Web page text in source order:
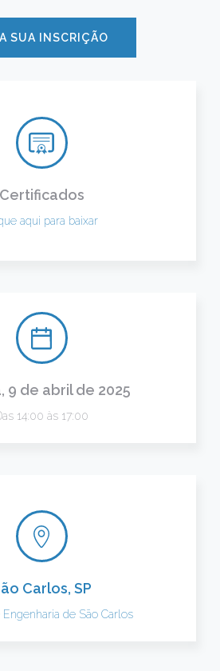
SUA INSCRIÇÃO
Certificados
aqui para baixar
9 de abril de 2025
14:00 às 17:00
Carlos, SP
de São Carlos